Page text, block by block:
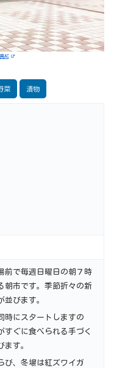
AC
菜 漬物
前で毎週日曜日の朝７時
朝市です。季節折々の新
並びます。
時にスタートしますの
すぐに食べられる手づく
ます。
び、冬場は紅ズワイガ